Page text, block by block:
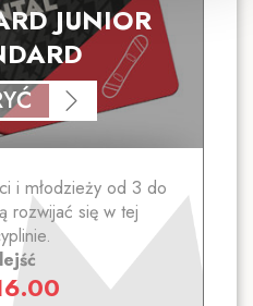
JUNIOR
i młodzieży od 3 do
rozwijać się w tej